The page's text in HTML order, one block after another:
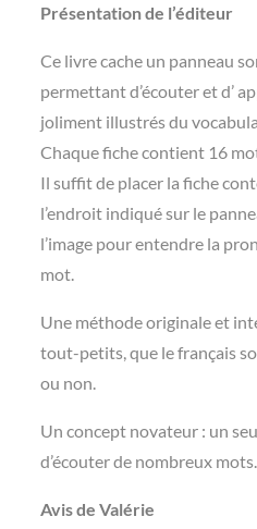
Présentation de l’éditeur
Ce livre cache un panneau
permettant d’écouter et d’
joliment illustrés du
Chaque fiche contient 16
Il suffit de placer la fiche
l’endroit indiqué sur le
l’image pour entendre la
mot.
Une méthode originale et
tout-petits, que le français
ou non.
Un concept novateur : un
d’écouter de nombreux mots.
Avis de Valérie